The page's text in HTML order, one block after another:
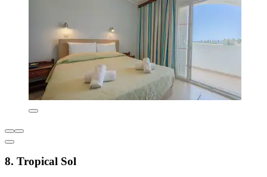
8. Tropical Sol